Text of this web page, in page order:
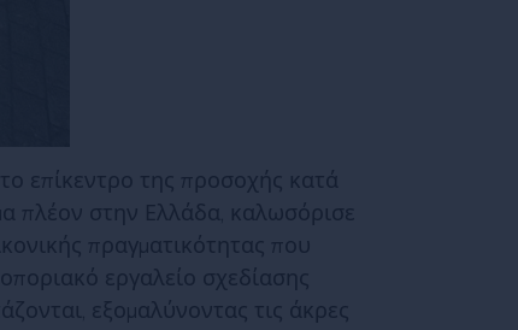
επίκεντρο της προσοχής κατά
πλέον στην Ελλάδα, καλωσόρισε
πραγματικότητας που
εργαλείο σχεδίασης
εξομαλύνοντας τις άκρες